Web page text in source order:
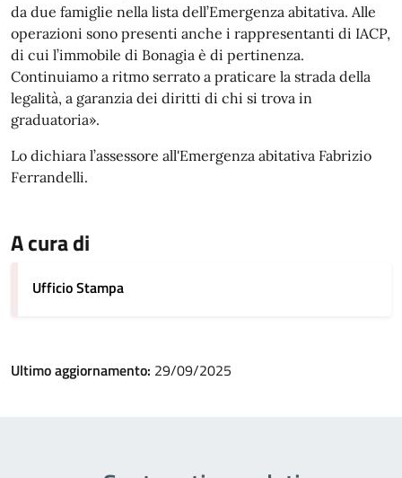
da due famiglie nella lista dell’Emergenza abitativa. Alle
operazioni sono presenti anche i rappresentanti di IACP,
di cui l’immobile di Bonagia è di pertinenza.
Continuiamo a ritmo serrato a praticare la strada della
legalità, a garanzia dei diritti di chi si trova in
graduatoria».
Lo dichiara l’assessore all'Emergenza abitativa Fabrizio
Ferrandelli.
A cura di
Ufficio Stampa
Ultimo aggiornamento: 29/09/2025